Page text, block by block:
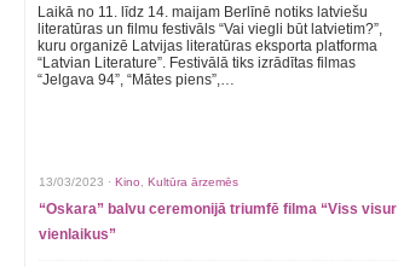
Laikā no 11. līdz 14. maijam Berlīnē notiks latviešu
literatūras un filmu festivāls “Vai viegli būt latvietim?”,
kuru organizē Latvijas literatūras eksporta platforma
“Latvian Literature”. Festivālā tiks izrādītas filmas
“Jelgava 94”, “Mātes piens”,…
13/03/2023 · Kino Kultūra ārzemēs
“Oskara” balvu ceremonijā triumfē filma “Viss visur
vienlaikus”